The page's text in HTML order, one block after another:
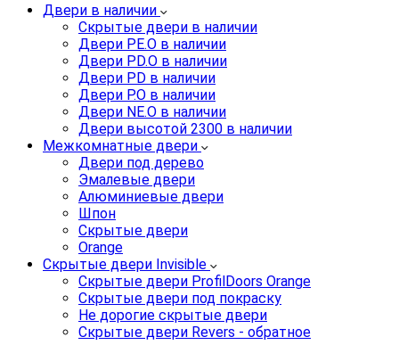
Двери в наличии
Скрытые двери в наличии
Двери PE.O в наличии
Двери PD.O в наличии
Двери PD в наличии
Двери P.O в наличии
Двери NE.O в наличии
Двери высотой 2300 в наличии
Межкомнатные двери
Двери под дерево
Эмалевые двери
Алюминиевые двери
Шпон
Скрытые двери
Orange
Скрытые двери Invisible
Скрытые двери ProfilDoors Orange
Скрытые двери под покраску
Не дорогие скрытые двери
Скрытые двери Revers - обратное